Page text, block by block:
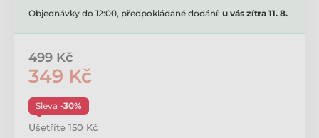
Objednávky do 12:00, předpokládané dodání: u vás zítra 11. 8.
499 Kč
349 Kč
Sleva -30%
Ušetříte 150 Kč